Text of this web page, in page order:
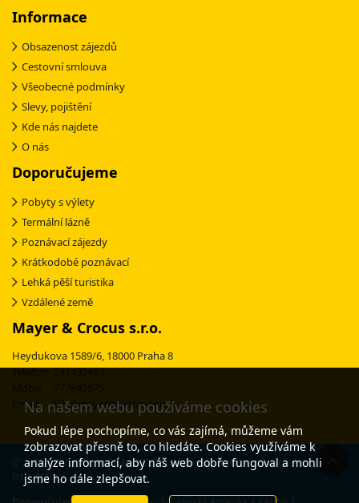
Informace
Obsazenost zájezdů
Cestovní smlouva
Všeobecné podmínky
Slevy, pojištění
Kde nás najdete
O nás
Doporučujeme
Pobyty s výlety
Termální lázně
Poznávací zájezdy
Krátkodobé poznávací
Lehká pěší turistika
Vzdálené země
Mayer & Crocus s.r.o.
Heydukova 1589/6, 18000 Praha 8
Telefon: 241432483
Email:
ckmayer@ckmayer.cz
© 2003-2025 CK MAYER & CROCUS - specialista na poznávací zájezdy s 30-
letou tradicí
Na našem webu používáme cookies
Pokud lépe pochopíme, co vás zajímá, můžeme vám
zobrazovat přesně to, co hledáte. Cookies využíváme k
analýze informací, aby náš web dobře fungoval a mohli
jsme ho dále zlepšovat.